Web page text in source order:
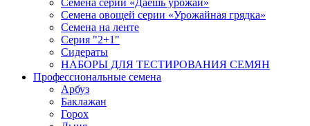
Семена серии «Даёшь урожай»
Семена овощей серии «Урожайная грядка»
Семена на ленте
Серия "2+1"
Сидераты
НАБОРЫ ДЛЯ ТЕСТИРОВАНИЯ СЕМЯН
Профессиональные семена
Арбуз
Баклажан
Горох